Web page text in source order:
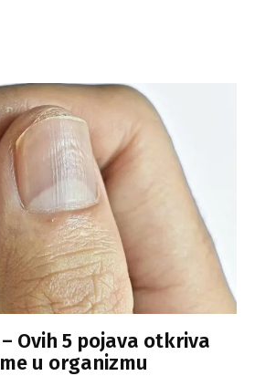
Ovih 5 pojava otkriva
u organizmu